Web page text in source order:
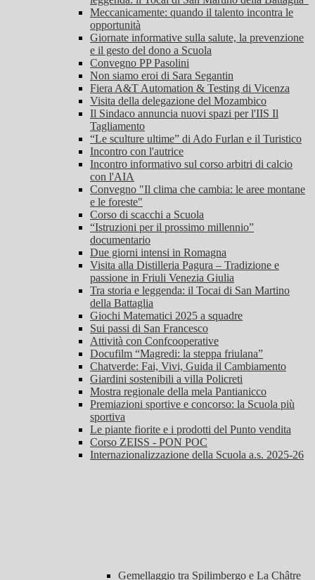
Meccanicamente: quando il talento incontra le
opportunità
Giornate informative sulla salute, la prevenzione
e il gesto del dono a Scuola
Convegno PP Pasolini
Non siamo eroi di Sara Segantin
Fiera A&T Automation & Testing di Vicenza
Visita della delegazione del Mozambico
Il Sindaco annuncia nuovi spazi per l'IIS Il
Tagliamento
“Le sculture ultime” di Ado Furlan e il Turistico
Incontro con l'autrice
Incontro informativo sul corso arbitri di calcio
con l'AIA
Convegno "Il clima che cambia: le aree montane
e le foreste"
Corso di scacchi a Scuola
“Istruzioni per il prossimo millennio”
documentario
Due giorni intensi in Romagna
Visita alla Distilleria Pagura – Tradizione e
passione in Friuli Venezia Giulia
Tra storia e leggenda: il Tocai di San Martino
della Battaglia
Giochi Matematici 2025 a squadre
Sui passi di San Francesco
Attività con Confcooperative
Docufilm “Magredi: la steppa friulana”
Chatverde: Fai, Vivi, Guida il Cambiamento
Giardini sostenibili a villa Policreti
Mostra regionale della mela Pantianicco
Premiazioni sportive e concorso: la Scuola più
sportiva
Le piante fiorite e i prodotti del Punto vendita
Corso ZEISS - PON POC
Internazionalizzazione della Scuola a.s. 2025-26
Gemellaggio tra Spilimbergo e La Châtre